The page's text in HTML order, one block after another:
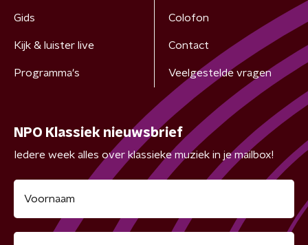
Gids
Kijk & luister live
Programma's
Colofon
Contact
Veelgestelde vragen
NPO Klassiek nieuwsbrief
Iedere week alles over klassieke muziek in je mailbox!